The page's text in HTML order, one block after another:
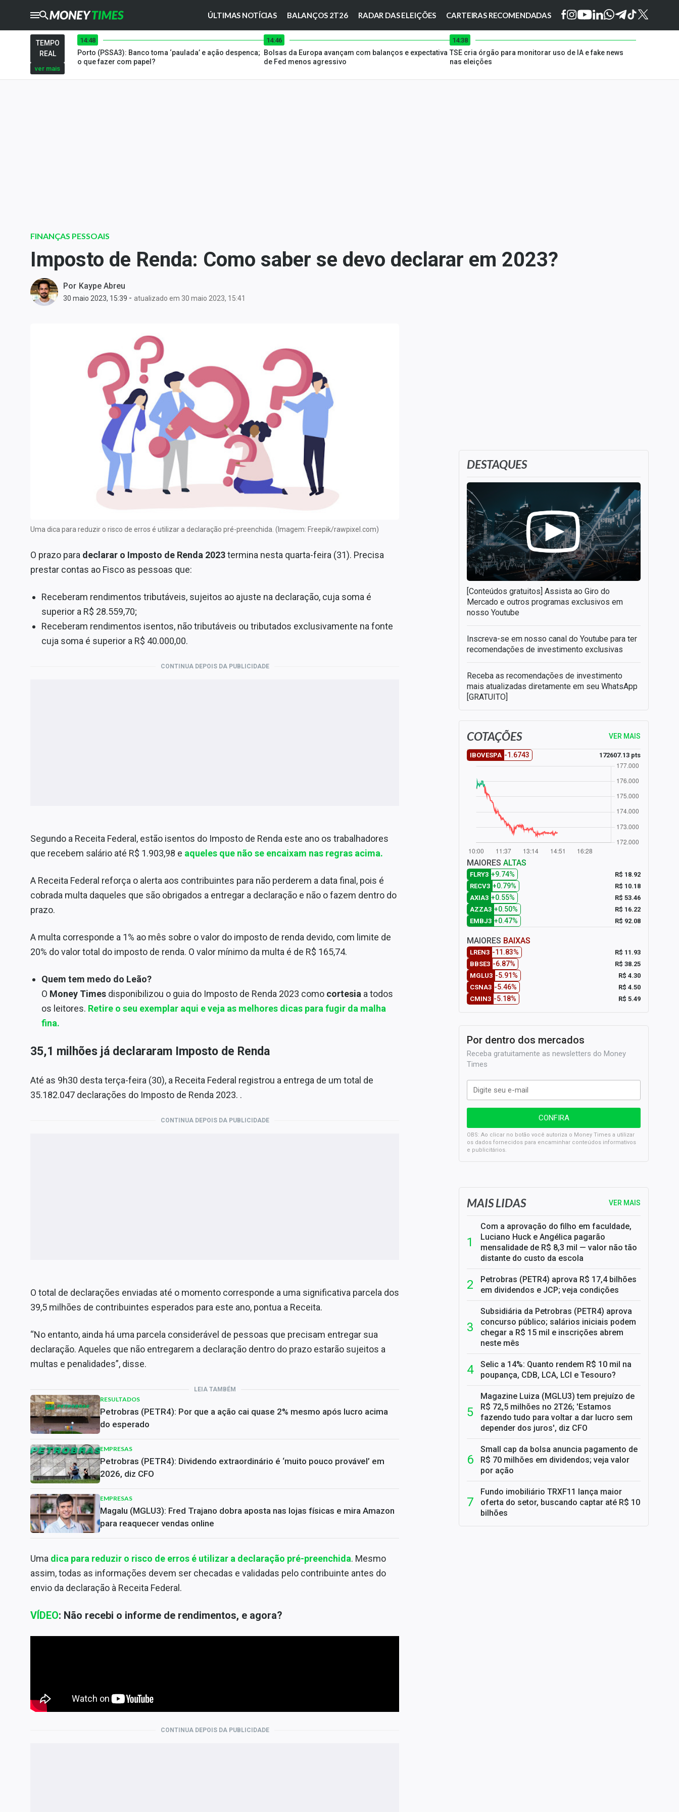
ÚLTIMAS NOTÍCIAS BALANÇOS 2T26 RADAR DAS ELEIÇÕES CARTEIRAS RECOMENDADAS
CRYPTOTIMES
TIMES
Ibovespa
Carteiras Recomendadas
Central de Dividendos
Central de Fundos
Imobiliários
Central dos IPOs
Sobre
TEMPO
REAL
ver mais
14:48
Porto (PSSA3): Banco toma ‘paulada’ e ação despenca;
o que fazer com papel?
14:46
Bolsas da Europa avançam com balanços e expectativa
de Fed menos agressivo
14:38
TSE cria órgão para monitorar uso de IA e fake news
nas eleições
FINANÇAS PESSOAIS
Imposto de Renda: Como saber se devo declarar em 2023?
Por Kaype Abreu
30 maio 2023, 15:39 - atualizado em 30 maio 2023, 15:41
Uma dica para reduzir o risco de erros é utilizar a declaração pré-preenchida. (Imagem: Freepik/rawpixel.com)
O prazo para declarar o Imposto de Renda 2023termina nesta quarta-feira (31). Precisa
prestar contas ao Fisco as pessoas que:
Receberam rendimentos tributáveis, sujeitos ao ajuste na declaração, cuja soma é
superior a R$ 28.559,70;
Receberam rendimentos isentos, não tributáveis ou tributados exclusivamente na fonte
cuja soma é superior a R$ 40.000,00.
CONTINUA DEPOIS DA PUBLICIDADE
Segundo a Receita Federal, estão isentos do Imposto de Renda este ano os trabalhadores
que recebem salário até R$ 1.903,98 e aqueles que não se encaixam nas regras acima.
A Receita Federal reforça o alerta aos contribuintes para não perderem a data final, pois é
cobrada multa daqueles que são obrigados a entregar a declaração e não o fazem dentro do
prazo.
A multa corresponde a 1% ao mês sobre o valor do imposto de renda devido, com limite de
20% do valor total do imposto de renda. O valor mínimo da multa é de R$ 165,74.
Quem tem medo do Leão?
O Money Timesdisponibilizou o guia do Imposto de Renda 2023 como cortesia a todos
os leitores. Retire o seu exemplar aqui e veja as melhores dicas para fugir da malha
fina.
35,1 milhões já declararam Imposto de Renda
Até as 9h30 desta terça-feira (30), a Receita Federal registrou a entrega de um total de
35.182.047 declarações do Imposto de Renda 2023. .
CONTINUA DEPOIS DA PUBLICIDADE
O total de declarações enviadas até o momento corresponde a uma significativa parcela dos
39,5 milhões de contribuintes esperados para este ano, pontua a Receita.
“No entanto, ainda há uma parcela considerável de pessoas que precisam entregar sua
declaração. Aqueles que não entregarem a declaração dentro do prazo estarão sujeitos a
multas e penalidades”, disse.
LEIA TAMBÉM
RESULTADOS
Petrobras (PETR4): Por que a ação cai quase 2% mesmo após lucro acima
do esperado
EMPRESAS
Petrobras (PETR4): Dividendo extraordinário é ‘muito pouco provável’ em
2026, diz CFO
EMPRESAS
Magalu (MGLU3): Fred Trajano dobra aposta nas lojas físicas e mira Amazon
para reaquecer vendas online
Uma dica para reduzir o risco de erros é utilizar a declaração pré-preenchida. Mesmo
assim, todas as informações devem ser checadas e validadas pelo contribuinte antes do
envio da declaração à Receita Federal.
VÍDEO: Não recebi o informe de rendimentos, e agora?
CONTINUA DEPOIS DA PUBLICIDADE
DESTAQUES
[Conteúdos gratuitos] Assista ao Giro do
Mercado e outros programas exclusivos em
nosso Youtube
Inscreva-se em nosso canal do Youtube para ter
recomendações de investimento exclusivas
Receba as recomendações de investimento
mais atualizadas diretamente em seu WhatsApp
[GRATUITO]
COTAÇÕES VER MAIS
IBOVESPA -1.6743 172607.13 pts
MAIORES ALTAS
FLRY3 +9.74%
R$ 18.92
RECV3 +0.79%
R$ 10.18
AXIA3 +0.55%
R$ 53.46
AZZA3 +0.50%
R$ 16.22
EMBJ3 +0.47% R$ 92.08
MAIORES BAIXAS
LREN3 -11.83%
R$ 11.93
BBSE3 -6.87%
R$ 38.25
MGLU3 -5.91%
R$ 4.30
CSNA3 -5.46%
R$ 4.50
CMIN3 -5.18% R$ 5.49
Por dentro dos mercados
Receba gratuitamente as newsletters do Money
Times
OBS: Ao clicar no botão você autoriza o Money Times a utilizar
os dados fornecidos para encaminhar conteúdos informativos
e publicitários.
SELIC em 14%: A repercussão da decisão sobre os JUROS
MAIS LIDAS VER MAIS
Com a aprovação do filho em faculdade,
Luciano Huck e Angélica pagarão
mensalidade de R$ 8,3 mil — valor não tão
distante do custo da escola
Petrobras (PETR4) aprova R$ 17,4 bilhões
em dividendos e JCP; veja condições
Subsidiária da Petrobras (PETR4) aprova
concurso público; salários iniciais podem
chegar a R$ 15 mil e inscrições abrem
neste mês
Selic a 14%: Quanto rendem R$ 10 mil na
poupança, CDB, LCA, LCI e Tesouro?
Magazine Luiza (MGLU3) tem prejuízo de
R$ 72,5 milhões no 2T26; 'Estamos
fazendo tudo para voltar a dar lucro sem
depender dos juros', diz CFO
Small cap da bolsa anuncia pagamento de
R$ 70 milhões em dividendos; veja valor
por ação
Fundo imobiliário TRXF11 lança maior
oferta do setor, buscando captar até R$ 10
bilhões